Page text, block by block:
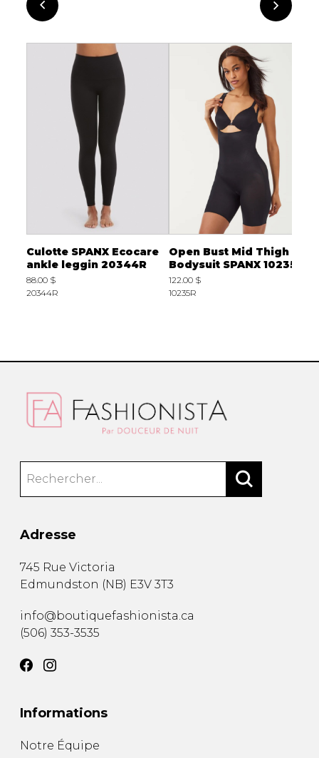
Culotte SPANX Ecocare
ankle leggin 20344R
88.00 $
20344R
Open Bust Mid Thigh
Bodysuit SPANX 10235R
122.00 $
10235R
Adresse
745 Rue Victoria
Edmundston (NB) E3V 3T3
info@boutiquefashionista.ca
(506) 353-3535
Informations
Notre Équipe